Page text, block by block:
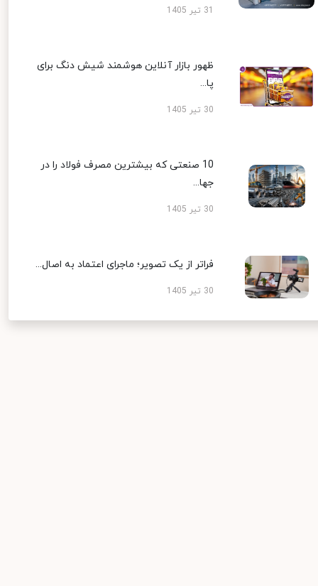
ظهور بازار آنلاین هوشمند شیش دنگ برای
پا...
30 تیر 1405
10 صنعتی که بیشترین مصرف فولاد را در
جها...
30 تیر 1405
فراتر از یک تصویر؛ ماجرای اعتماد به اصال...
30 تیر 1405